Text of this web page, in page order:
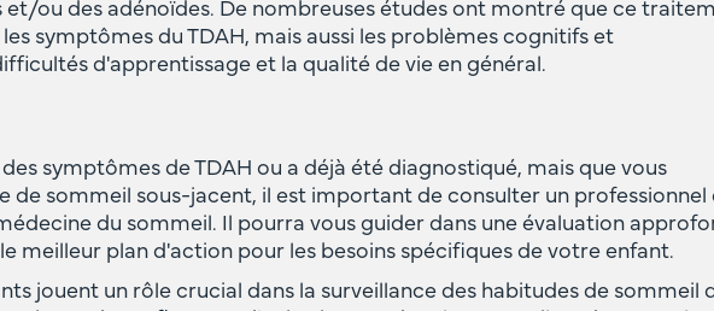
et/ou des adénoïdes. De nombreuses études ont montré que ce
symptômes du TDAH, mais aussi les problèmes cognitifs et
d'apprentissage et la qualité de vie en général.
symptômes de TDAH ou a déjà été diagnostiqué, mais que vous
de sommeil sous-jacent, il est important de consulter un professionnel
du sommeil. Il pourra vous guider dans une évaluation
meilleur plan d'action pour les besoins spécifiques de votre enfant.
jouent un rôle crucial dans la surveillance des habitudes de sommeil